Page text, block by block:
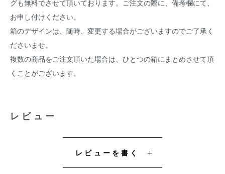
グも無料でさせて頂いております。ご注文の際に、備考欄にて、
お申し付けください。
箱のデザインは、随時、変更する場合がございますのでご了承く
ださいませ。
複数の商品をご注文頂いた場合は、ひとつの箱にまとめさせて頂
くことがございます。
レビュー
レビューを書く